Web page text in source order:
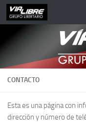
Saltar al contenido
CONTACTO
Esta es una página con
dirección y número de